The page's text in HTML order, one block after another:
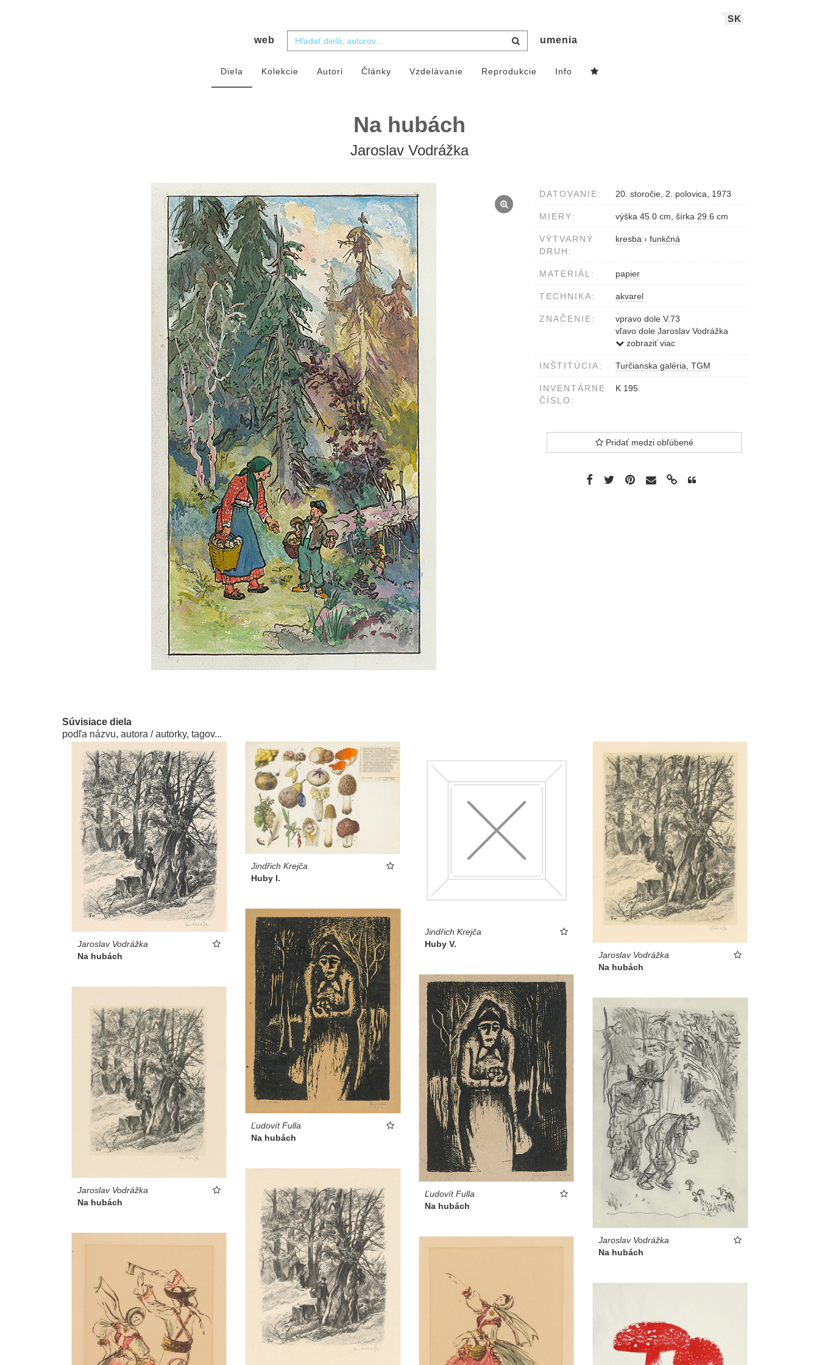
SK
web umenia
Diela Kolekcie Autori Články Vzdelávanie Reprodukcie Info
Na hubách
Jaroslav Vodrážka
DATOVANIE: 20. storočie, 2. polovica, 1973
MIERY: výška 45.0 cm, šírka 29.6 cm
VÝTVARNÝ
DRUH:
kresba › funkčná
MATERIÁL: papier
TECHNIKA: akvarel
ZNAČENIE:
vpravo dole V.73
vľavo dole Jaroslav Vodrážka
'Na hubách' 1.b/ Šumavské -
Praha 7 Letohradská 8
zobraziť viac
INŠTITÚCIA: Turčianska galéria, TGM
INVENTÁRNE
ČÍSLO:
K 195
Pridať medzi obľúbené
Súvisiace diela
podľa názvu, autora / autorky, tagov...
Jaroslav Vodrážka
Na hubách
Jindřich Krejča
Huby I.
Jindřich Krejča
Huby V.
Jaroslav Vodrážka
Na hubách
Ľudovít Fulla
Na hubách
Ľudovít Fulla
Na hubách
Jaroslav Vodrážka
Na hubách
Jaroslav Vodrážka
Na hubách